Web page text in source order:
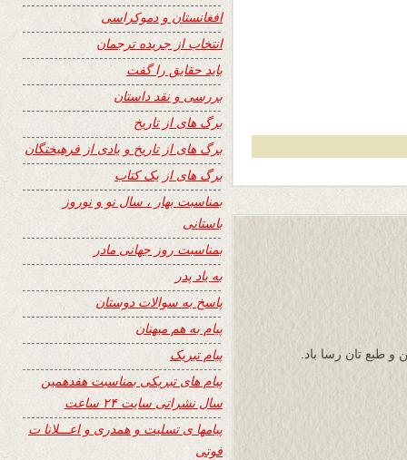
و طبع تان رسا باد.
افغانستان و دموکراسی
انتخاب از جریده ترجمان
باید حقایق را گفت
بررسی و نقد داستان
برگ های از تاریخ
برگ های از تاریخ و یادی از فرهیختگان
برگ های از یک کتاب
بمناسبت بهار ، سال نو و نوروز
باستانی
بمناسبت روز جهانی مادر
به یاد پدر
پاسخ به سوالات دوستان
پیام به هم میهنان
پیام تبریک
پیام های تبریکی بمناسبت هفدهمین
سال نشراتی سایت ۲۴ ساعت
پیامها ی تسلیت و همدری و اعـــلانا ت
فوتی